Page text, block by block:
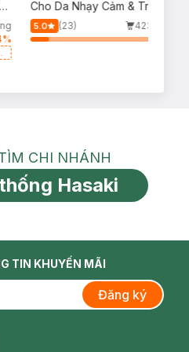
%
Cho Da Nhạy Cảm & Trẻ Em
60ml (Mới)
5.0 (23)
423/tháng
Tìm chi nhánh
CHI NHÁNH
Hasaki
TIN KHUYẾN MÃI
Đăng ký